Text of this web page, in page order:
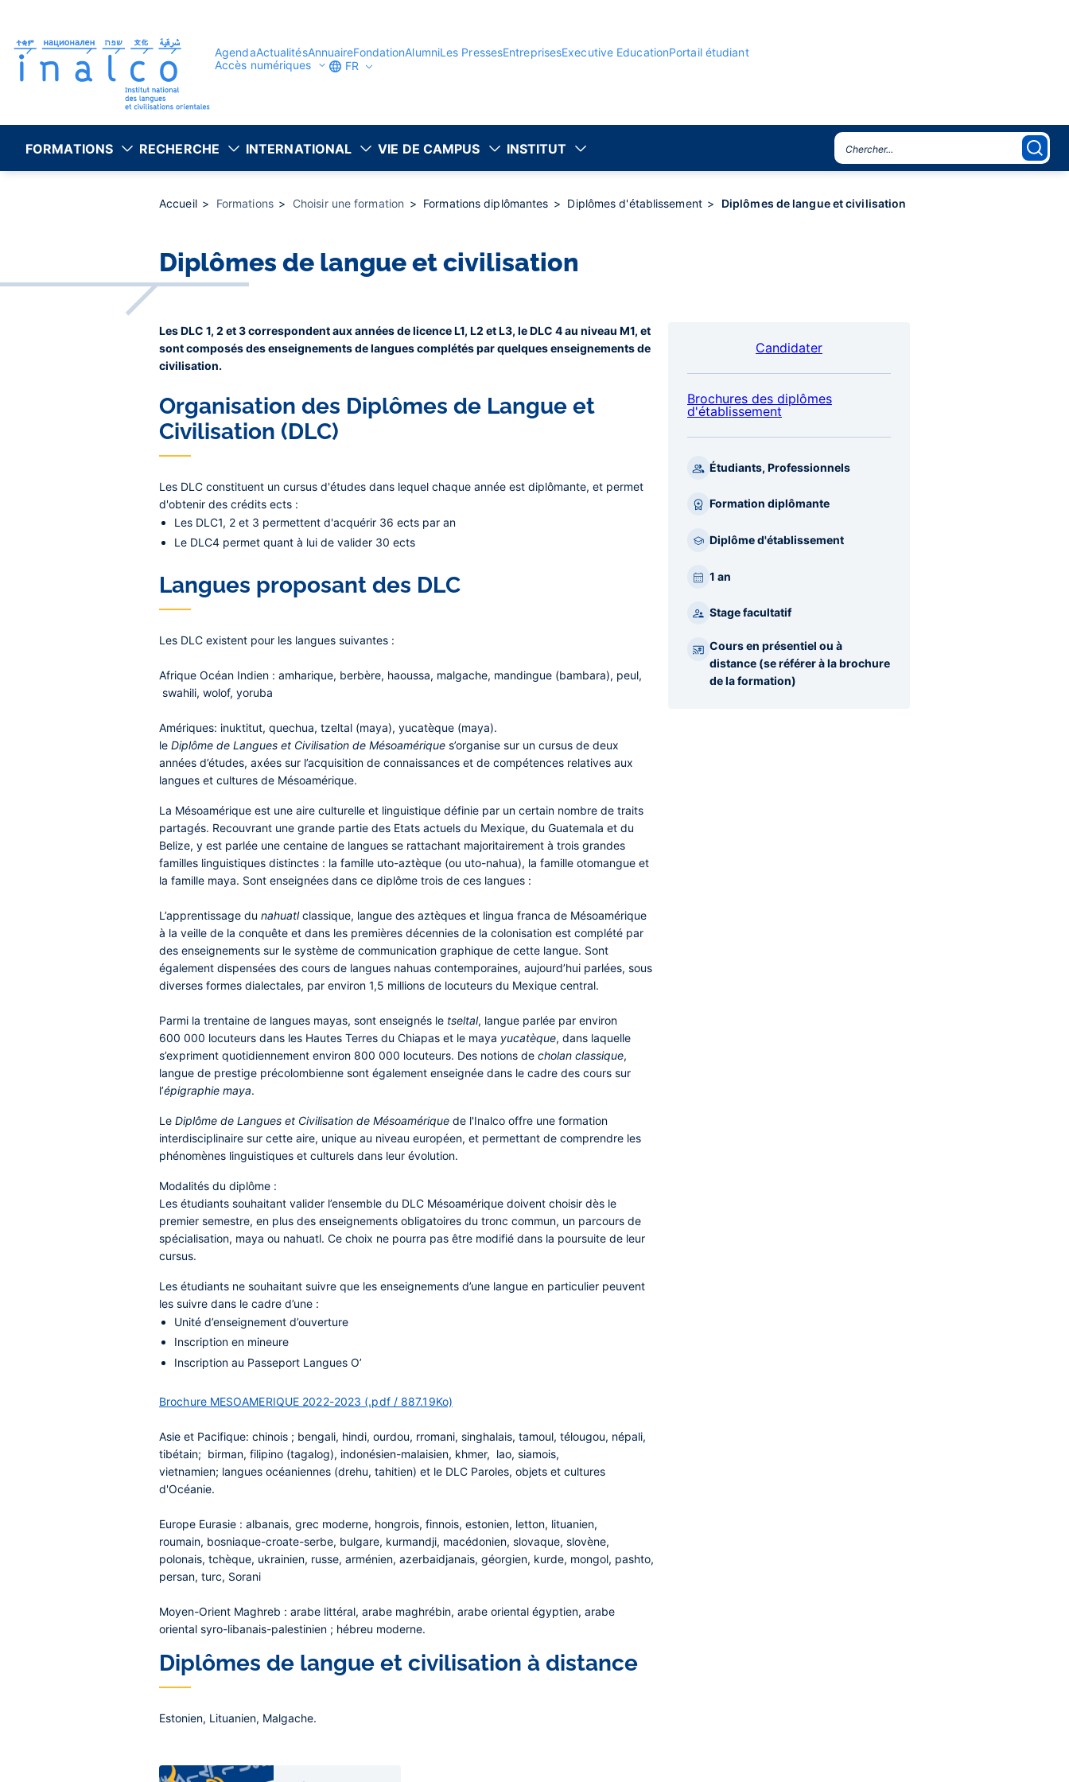
principal
AgendaActualitésAnnuaireFondationAlumniLes PressesEntreprisesExecutive EducationPortail étudiant
Accès numériques
FR
FORMATIONS RECHERCHE INTERNATIONAL VIE DE CAMPUS INSTITUT
Accueil Formations Choisir une formation Formations diplômantes Diplômes d'établissement Diplômes de langue et civilisation
Diplômes de langue et civilisation
Les DLC 1, 2 et 3 correspondent aux années de licence L1, L2 et L3, le DLC 4 au niveau M1, et
sont composés des enseignements de langues complétés par quelques enseignements de
civilisation.
Candidater
Brochures des diplômes
d'établissement
Étudiants, Professionnels
Formation diplômante
Diplôme d'établissement
1 an
Stage facultatif
Cours en présentiel ou à
distance (se référer à la brochure
de la formation)
Organisation des Diplômes de Langue et
Civilisation (DLC)
Les DLC constituent un cursus d'études dans lequel chaque année est diplômante, et permet
d'obtenir des crédits ects :
Les DLC1, 2 et 3 permettent d'acquérir 36 ects par an
Le DLC4 permet quant à lui de valider 30 ects
Langues proposant des DLC
Les DLC existent pour les langues suivantes :
Afrique Océan Indien : amharique, berbère, haoussa, malgache, mandingue (bambara), peul,
swahili, wolof, yoruba
Amériques: inuktitut, quechua, tzeltal (maya), yucatèque (maya).
le Diplôme de Langues et Civilisation de Mésoamérique s’organise sur un cursus de deux
années d’études, axées sur l’acquisition de connaissances et de compétences relatives aux
langues et cultures de Mésoamérique.
La Mésoamérique est une aire culturelle et linguistique définie par un certain nombre de traits
partagés. Recouvrant une grande partie des Etats actuels du Mexique, du Guatemala et du
Belize, y est parlée une centaine de langues se rattachant majoritairement à trois grandes
familles linguistiques distinctes : la famille uto-aztèque (ou uto-nahua), la famille otomangue et
la famille maya. Sont enseignées dans ce diplôme trois de ces langues :
L’apprentissage du nahuatlclassique, langue des aztèques et lingua franca de Mésoamérique
à la veille de la conquête et dans les premières décennies de la colonisation est complété par
des enseignements sur le système de communication graphique de cette langue. Sont
également dispensées des cours de langues nahuas contemporaines, aujourd’hui parlées, sous
diverses formes dialectales, par environ 1,5 millions de locuteurs du Mexique central.
Parmi la trentaine de langues mayas, sont enseignés le tseltal, langue parlée par environ
600 000 locuteurs dans les Hautes Terres du Chiapas et le maya yucatèque, dans laquelle
s’expriment quotidiennement environ 800 000 locuteurs. Des notions de cholan classique,
langue de prestige précolombienne sont également enseignée dans le cadre des cours sur
l’épigraphie maya.
Le Diplôme de Langues et Civilisation de Mésoamérique de l'Inalco offre une formation
interdisciplinaire sur cette aire, unique au niveau européen, et permettant de comprendre les
phénomènes linguistiques et culturels dans leur évolution.
Modalités du diplôme :
Les étudiants souhaitant valider l’ensemble du DLC Mésoamérique doivent choisir dès le
premier semestre, en plus des enseignements obligatoires du tronc commun, un parcours de
spécialisation, maya ou nahuatl. Ce choix ne pourra pas être modifié dans la poursuite de leur
cursus.
Les étudiants ne souhaitant suivre que les enseignements d’une langue en particulier peuvent
les suivre dans le cadre d’une :
Unité d’enseignement d’ouverture
Inscription en mineure
Inscription au Passeport Langues O’
Brochure MESOAMERIQUE 2022-2023 (.pdf / 887.19Ko)
Asie et Pacifique: chinois ; bengali, hindi, ourdou, rromani, singhalais, tamoul, télougou, népali,
tibétain; birman, filipino (tagalog), indonésien-malaisien, khmer, lao, siamois,
vietnamien; langues océaniennes (drehu, tahitien) et le DLC Paroles, objets et cultures
d'Océanie.
Europe Eurasie : albanais, grec moderne, hongrois, finnois, estonien, letton, lituanien,
roumain, bosniaque-croate-serbe, bulgare, kurmandji, macédonien, slovaque, slovène,
polonais, tchèque, ukrainien, russe, arménien, azerbaidjanais, géorgien, kurde, mongol, pashto,
persan, turc, Sorani
Moyen-Orient Maghreb : arabe littéral, arabe maghrébin, arabe oriental égyptien, arabe
oriental syro-libanais-palestinien ; hébreu moderne.
Diplômes de langue et civilisation à distance
Estonien, Lituanien, Malgache.
Liens